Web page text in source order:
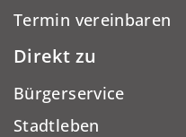
Termin vereinbaren
Direkt zu
Bürgerservice
Stadtleben